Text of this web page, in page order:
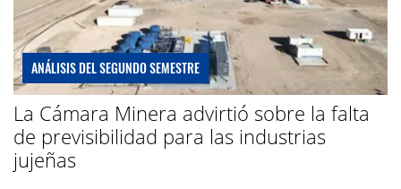
ANÁLISIS DEL SEGUNDO SEMESTRE
La Cámara Minera advirtió sobre la falta
de previsibilidad para las industrias
jujeñas